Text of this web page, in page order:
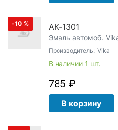
-10 % АК-1301
Эмаль автомоб.
Производитель: Vika
В наличии 1 шт.
785 ₽
В корзину